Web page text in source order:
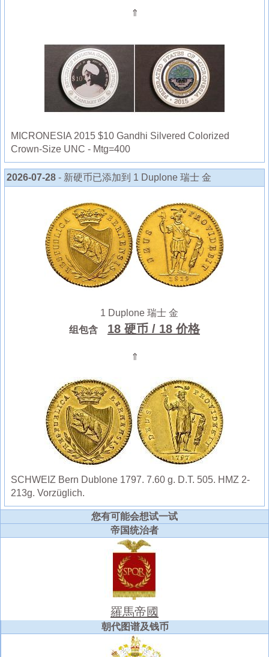
⇑
MICRONESIA 2015 $10 Gandhi Silvered Colorized
Crown-Size UNC - Mtg=400
2026-07-28 - 新硬币已添加到 1 Duplone 瑞士 金
1 Duplone 瑞士 金
组包含
18 硬币 / 18 价格
⇑
SCHWEIZ Bern Dublone 1797. 7.60 g. D.T. 505. HMZ 2-
213g. Vorzüglich.
您有可能会想试一试
帝国统治者
羅馬帝國
朝代图谱及钱币